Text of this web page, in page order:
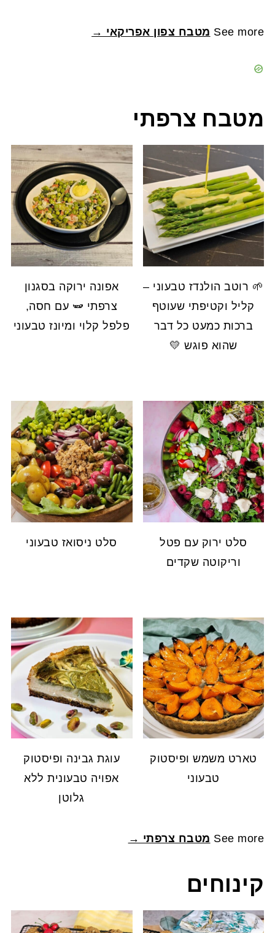
See more מטבח צפון אפריקאי →
מטבח צרפתי
🌱 רוטב הולנדז טבעוני –
קליל וקטיפתי שעוטף
ברכות כמעט כל דבר
שהוא פוגש 💛
אפונה ירוקה בסגנון
צרפתי 🫛 עם חסה,
פלפל קלוי ומיונז טבעוני
סלט ירוק עם פטל
וריקוטה שקדים
סלט ניסואז טבעוני
טארט משמש ופיסטוק
טבעוני
עוגת גבינה ופיסטוק
אפויה טבעונית ללא
גלוטן
See more מטבח צרפתי →
קינוחים